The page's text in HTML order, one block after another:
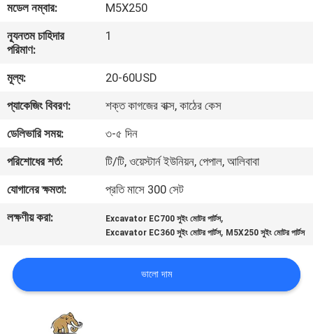
কারখানা
ভ্রমণ
মান
নিয়ন্ত্রণ
যোগাযোগ
করুন
খবর
কেস
মডেল নম্বার:
M5X250
ন্যূনতম চাহিদার
পরিমাণ:
1
মূল্য:
20-60USD
প্যাকেজিং বিবরণ:
শক্ত কাগজের বাক্স, কাঠের কেস
ডেলিভারি সময়:
৩-৫ দিন
পরিশোধের শর্ত:
টি/টি, ওয়েস্টার্ন ইউনিয়ন, পেপাল, আলিবাবা
যোগানের ক্ষমতা:
প্রতি মাসে 300 সেট
লক্ষণীয় করা:
Excavator EC700 সুইং মোটর পার্টস,
Excavator EC360 সুইং মোটর পার্টস, M5X250 সুইং মোটর পার্টস
ভালো দাম